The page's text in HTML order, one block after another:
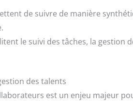
de suivre de manière
le suivi des tâches, la gestion
des talents
est un enjeu majeur